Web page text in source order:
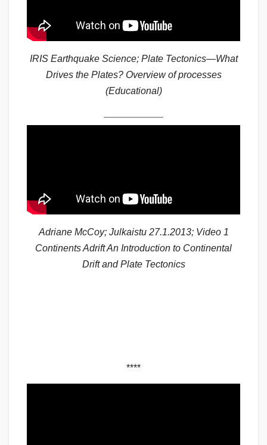
IRIS Earthquake Science; Plate Tectonics—What
Drives the Plates? Overview of processes
(Educational)
Adriane McCoy; Julkaistu 27.1.2013; Video 1
Continents Adrift An Introduction to Continental
Drift and Plate Tectonics
****